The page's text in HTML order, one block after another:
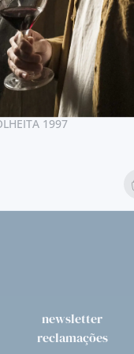
1997
newsletter
reclamações